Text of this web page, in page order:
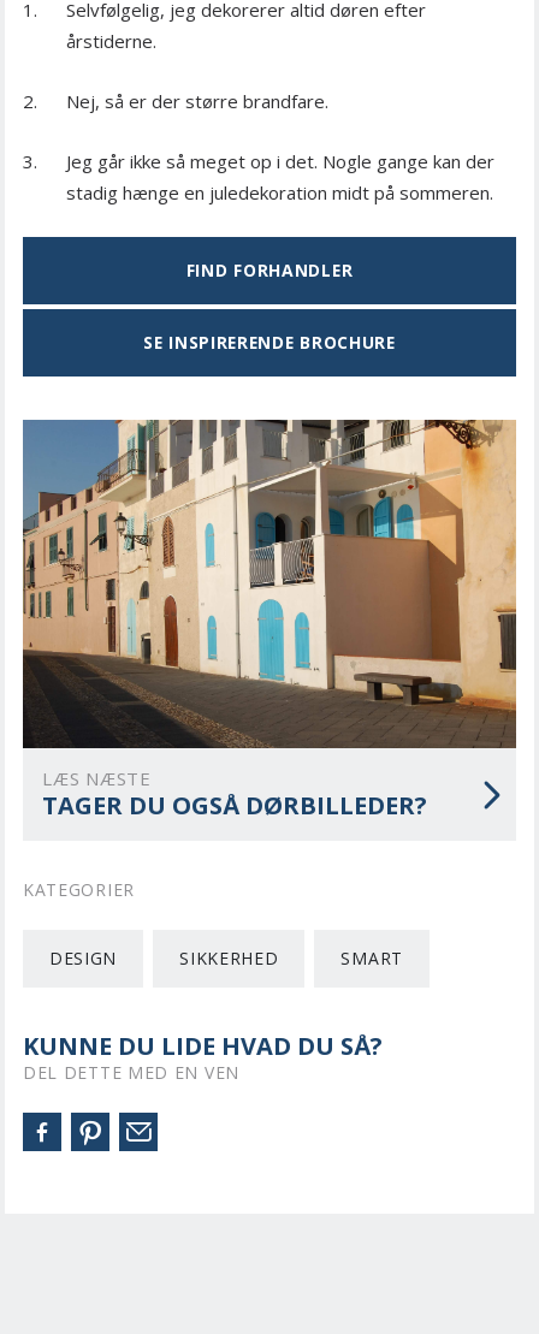
Selvfølgelig, jeg dekorerer altid døren efter
årstiderne.
Nej, så er der større brandfare.
Jeg går ikke så meget op i det. Nogle gange kan der
stadig hænge en juledekoration midt på sommeren.
FIND FORHANDLER
SE INSPIRERENDE BROCHURE
LÆS NÆSTE
TAGER DU OGSÅ DØRBILLEDER?
KATEGORIER
DESIGN SIKKERHED SMART
KUNNE DU LIDE HVAD DU SÅ?
DEL DETTE MED EN VEN